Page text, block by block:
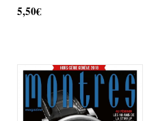
5,50€